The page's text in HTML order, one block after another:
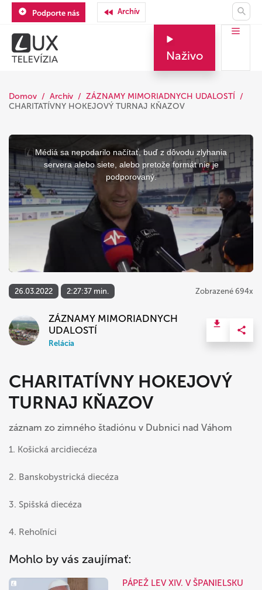
Podporte nás Archív
Naživo
Domov Archív
ZÁZNAMY MIMORIADNYCH UDALOSTÍ
CHARITATÍVNY HOKEJOVÝ TURNAJ KŇAZOV
This
modal
window.
Médiá sa nepodarilo načítať, buď z dôvodu zlyhania
servera alebo siete, alebo pretože formát nie je
podporovaný.
26.03.2022 2:27:37 min. Zobrazené 694x
ZÁZNAMY MIMORIADNYCH
UDALOSTÍ
Relácia
CHARITATÍVNY HOKEJOVÝ
TURNAJ KŇAZOV
záznam zo zimného štadiónu v Dubnici nad Váhom
1. Košická arcidiecéza
2. Banskobystrická diecéza
3. Spišská diecéza
4. Rehoľníci
Mohlo by vás zaujímať:
PÁPEŽ LEV XIV. V ŠPANIELSKU